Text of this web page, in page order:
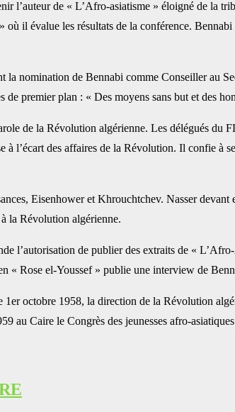
l’auteur de « L’Afro-asiatisme » éloigné de la
il évalue les résultats de la conférence.
nomination de Bennabi comme Conseiller au
premier plan : « Des moyens sans but et des
de la Révolution algérienne. Les délégués du
l’écart des affaires de la Révolution. Il confie à
Eisenhower et Khrouchtchev. Nasser
la Révolution algérienne.
l’autorisation de publier des extraits de «
« Rose el-Youssef » publie une interview de
octobre 1958, la direction de la Révolution
au Caire le Congrès des jeunesses afro-